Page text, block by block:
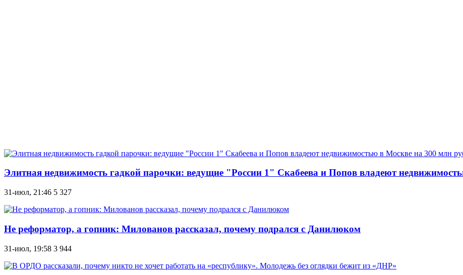
Элитная недвижимость гадкой парочки: ведущие "России 1" Скабеева и Попов владеют
31-июл, 21:46 5 327
Не реформатор, а гопник: Милованов рассказал, почему подрался с Данилюком
31-июл, 19:58 3 944